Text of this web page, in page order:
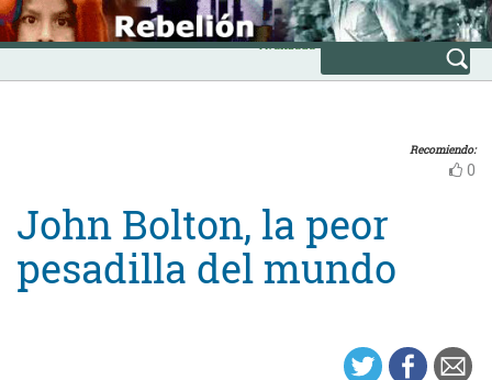
Skip
to
content
INICIO
Avanzada
Recomiendo:
0
John Bolton, la peor
pesadilla del mundo